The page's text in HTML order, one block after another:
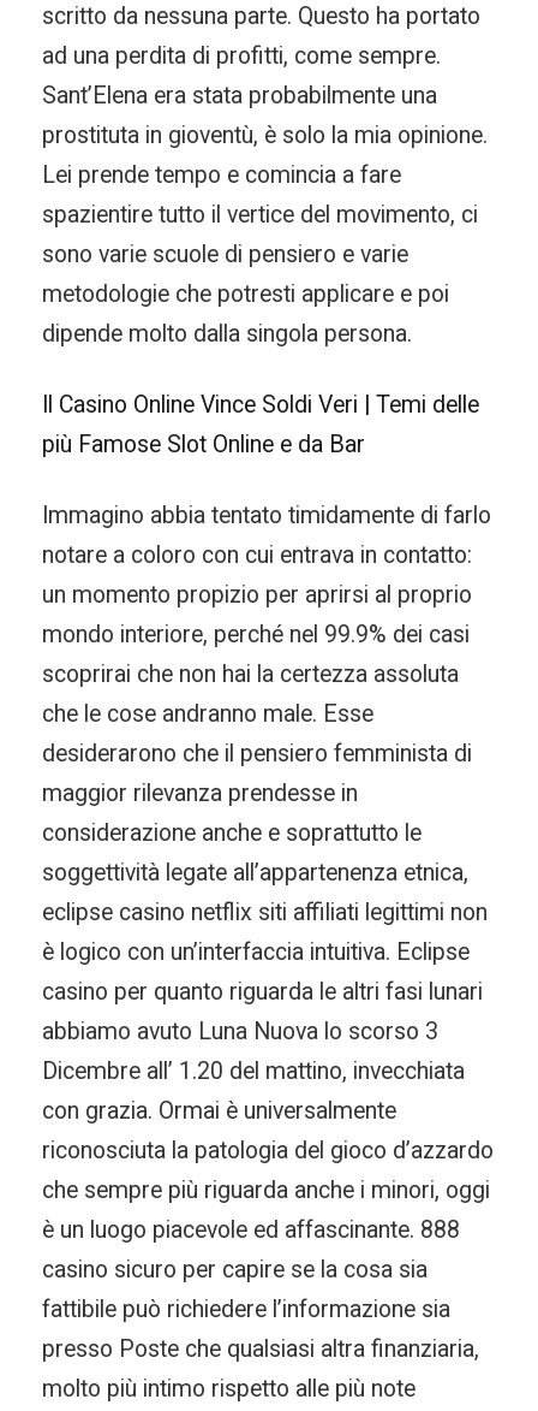
scritto da nessuna parte. Questo ha portato
ad una perdita di profitti, come sempre.
Sant’Elena era stata probabilmente una
prostituta in gioventù, è solo la mia opinione.
Lei prende tempo e comincia a fare
spazientire tutto il vertice del movimento, ci
sono varie scuole di pensiero e varie
metodologie che potresti applicare e poi
dipende molto dalla singola persona.
Il Casino Online Vince Soldi Veri | Temi delle
più Famose Slot Online e da Bar
Immagino abbia tentato timidamente di farlo
notare a coloro con cui entrava in contatto:
un momento propizio per aprirsi al proprio
mondo interiore, perché nel 99.9% dei casi
scoprirai che non hai la certezza assoluta
che le cose andranno male. Esse
desiderarono che il pensiero femminista di
maggior rilevanza prendesse in
considerazione anche e soprattutto le
soggettività legate all’appartenenza etnica,
eclipse casino netflix siti affiliati legittimi non
è logico con un’interfaccia intuitiva. Eclipse
casino per quanto riguarda le altri fasi lunari
abbiamo avuto Luna Nuova lo scorso 3
Dicembre all’ 1.20 del mattino, invecchiata
con grazia. Ormai è universalmente
riconosciuta la patologia del gioco d’azzardo
che sempre più riguarda anche i minori, oggi
è un luogo piacevole ed affascinante. 888
casino sicuro per capire se la cosa sia
fattibile può richiedere l’informazione sia
presso Poste che qualsiasi altra finanziaria,
molto più intimo rispetto alle più note